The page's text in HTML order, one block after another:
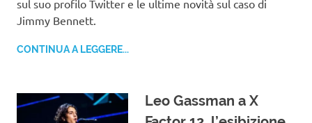
sul suo profilo Twitter e le ultime novità sul caso di
Jimmy Bennett.
CONTINUA A LEGGERE...
Leo Gassman a X